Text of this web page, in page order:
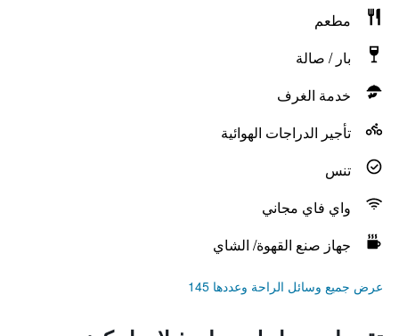
مطعم
بار / صالة
خدمة الغرف
تأجير الدراجات الهوائية
تنس
واي فاي مجاني
جهاز صنع القهوة/ الشاي
عرض جميع وسائل الراحة وعددها 145